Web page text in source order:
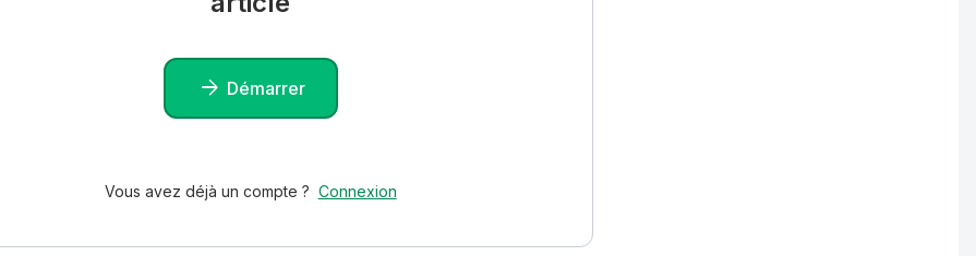
Démarrer
Vous avez déjà un compte ? Connexion